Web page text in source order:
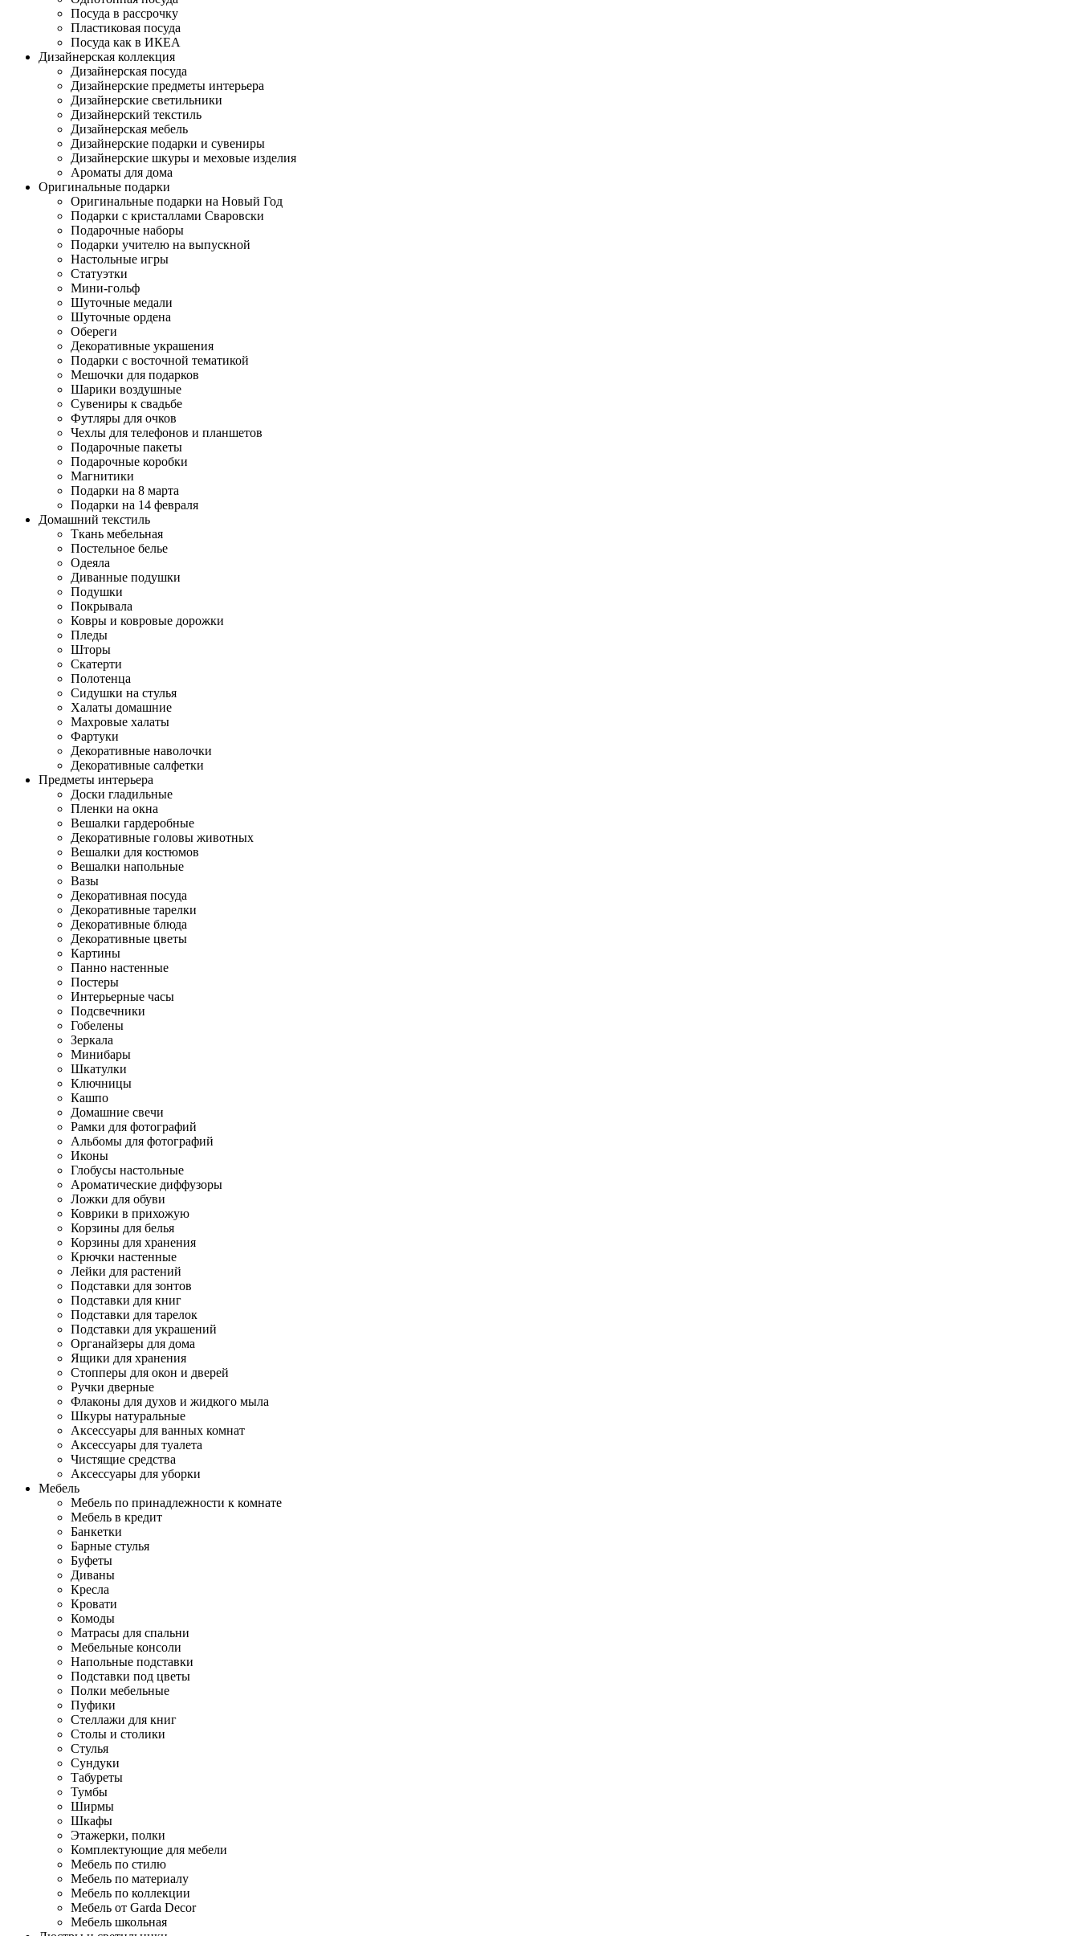
Посуда в рассрочку
Пластиковая посуда
Посуда как в ИКЕА
Дизайнерская коллекция
Дизайнерская посуда
Дизайнерские предметы интерьера
Дизайнерские светильники
Дизайнерский текстиль
Дизайнерская мебель
Дизайнерские подарки и сувениры
Дизайнерские шкуры и меховые изделия
Ароматы для дома
Оригинальные подарки
Оригинальные подарки на Новый Год
Подарки с кристаллами Сваровски
Подарочные наборы
Подарки учителю на выпускной
Настольные игры
Статуэтки
Мини-гольф
Шуточные медали
Шуточные ордена
Обереги
Декоративные украшения
Подарки с восточной тематикой
Мешочки для подарков
Шарики воздушные
Сувениры к свадьбе
Футляры для очков
Чехлы для телефонов и планшетов
Подарочные пакеты
Подарочные коробки
Магнитики
Подарки на 8 марта
Подарки на 14 февраля
Домашний текстиль
Ткань мебельная
Постельное белье
Одеяла
Диванные подушки
Подушки
Покрывала
Ковры и ковровые дорожки
Пледы
Шторы
Скатерти
Полотенца
Сидушки на стулья
Халаты домашние
Махровые халаты
Фартуки
Декоративные наволочки
Декоративные салфетки
Предметы интерьера
Доски гладильные
Пленки на окна
Вешалки гардеробные
Декоративные головы животных
Вешалки для костюмов
Вешалки напольные
Вазы
Декоративная посуда
Декоративные тарелки
Декоративные блюда
Декоративные цветы
Картины
Панно настенные
Постеры
Интерьерные часы
Подсвечники
Гобелены
Зеркала
Минибары
Шкатулки
Ключницы
Кашпо
Домашние свечи
Рамки для фотографий
Альбомы для фотографий
Иконы
Глобусы настольные
Ароматические диффузоры
Ложки для обуви
Коврики в прихожую
Корзины для белья
Корзины для хранения
Крючки настенные
Лейки для растений
Подставки для зонтов
Подставки для книг
Подставки для тарелок
Подставки для украшений
Органайзеры для дома
Ящики для хранения
Стопперы для окон и дверей
Ручки дверные
Флаконы для духов и жидкого мыла
Шкуры натуральные
Аксессуары для ванных комнат
Аксессуары для туалета
Чистящие средства
Аксессуары для уборки
Мебель
Мебель по принадлежности к комнате
Мебель в кредит
Банкетки
Барные стулья
Буфеты
Диваны
Кресла
Кровати
Комоды
Матрасы для спальни
Мебельные консоли
Напольные подставки
Подставки под цветы
Полки мебельные
Пуфики
Стеллажи для книг
Столы и столики
Стулья
Сундуки
Табуреты
Тумбы
Ширмы
Шкафы
Этажерки, полки
Комплектующие для мебели
Мебель по стилю
Мебель по материалу
Мебель по коллекции
Мебель от Garda Decor
Мебель школьная